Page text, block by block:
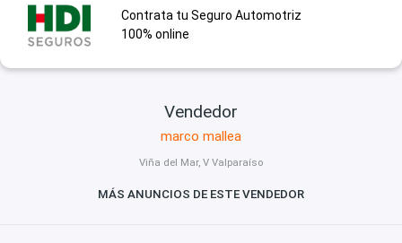
Contrata tu Seguro Automotriz
100% online
Vendedor
marco mallea
Viña del Mar, V Valparaíso
MÁS ANUNCIOS DE ESTE VENDEDOR